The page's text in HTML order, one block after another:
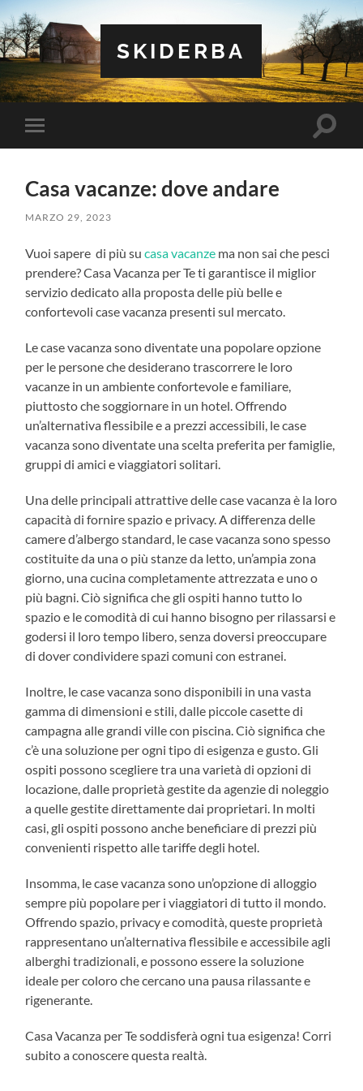
SKIDERBA
Attiva/disattiva
il
dispositivi
Casa vacanze: dove andare
MARZO 29, 2023
Vuoi sapere di più sucasa vacanze ma non sai che pesci
prendere? Casa Vacanza per Te ti garantisce il miglior
servizio dedicato alla proposta delle più belle e
confortevoli case vacanza presenti sul mercato.
Le case vacanza sono diventate una popolare opzione
per le persone che desiderano trascorrere le loro
vacanze in un ambiente confortevole e familiare,
piuttosto che soggiornare in un hotel. Offrendo
un’alternativa flessibile e a prezzi accessibili, le case
vacanza sono diventate una scelta preferita per famiglie,
gruppi di amici e viaggiatori solitari.
Una delle principali attrattive delle case vacanza è la loro
capacità di fornire spazio e privacy. A differenza delle
camere d’albergo standard, le case vacanza sono spesso
costituite da una o più stanze da letto, un’ampia zona
giorno, una cucina completamente attrezzata e uno o
più bagni. Ciò significa che gli ospiti hanno tutto lo
spazio e le comodità di cui hanno bisogno per rilassarsi e
godersi il loro tempo libero, senza doversi preoccupare
di dover condividere spazi comuni con estranei.
Inoltre, le case vacanza sono disponibili in una vasta
gamma di dimensioni e stili, dalle piccole casette di
campagna alle grandi ville con piscina. Ciò significa che
c’è una soluzione per ogni tipo di esigenza e gusto. Gli
ospiti possono scegliere tra una varietà di opzioni di
locazione, dalle proprietà gestite da agenzie di noleggio
a quelle gestite direttamente dai proprietari. In molti
casi, gli ospiti possono anche beneficiare di prezzi più
convenienti rispetto alle tariffe degli hotel.
Insomma, le case vacanza sono un’opzione di alloggio
sempre più popolare per i viaggiatori di tutto il mondo.
Offrendo spazio, privacy e comodità, queste proprietà
rappresentano un’alternativa flessibile e accessibile agli
alberghi tradizionali, e possono essere la soluzione
ideale per coloro che cercano una pausa rilassante e
rigenerante.
Casa Vacanza per Te soddisferà ogni tua esigenza! Corri
subito a conoscere questa realtà.